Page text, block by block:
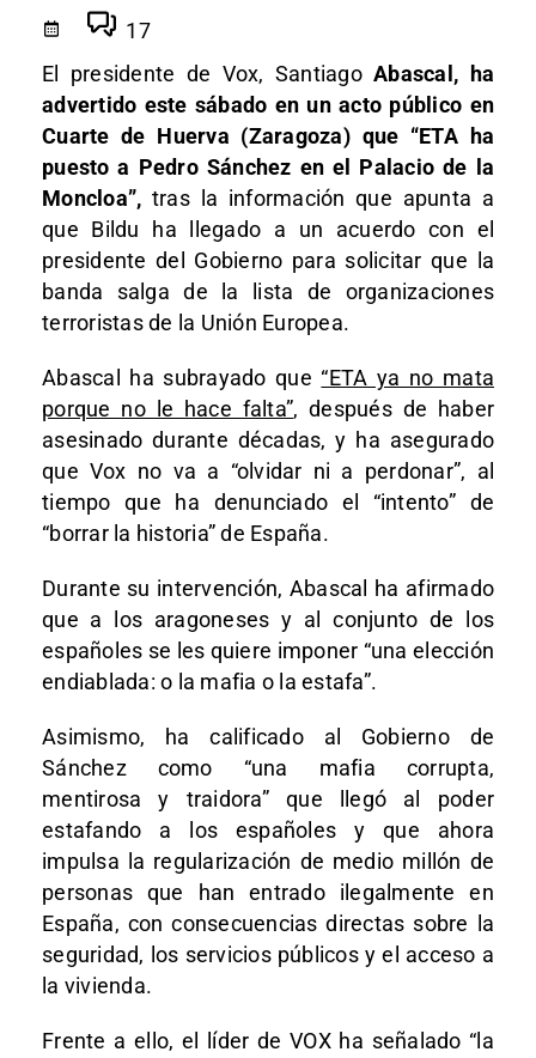
17
El presidente de Vox, SantiagoAbascal, ha
advertido este sábado en un acto público en
Cuarte de Huerva (Zaragoza) que “ETA ha
puesto a Pedro Sánchez en el Palacio de la
Moncloa”, tras la información que apunta a
que Bildu ha llegado a un acuerdo con el
presidente del Gobierno para solicitar que la
banda salga de la lista de organizaciones
terroristas de la Unión Europea.
Abascal ha subrayado que “ETA ya no mata
porque no le hace falta”, después de haber
asesinado durante décadas, y ha asegurado
que Vox no va a “olvidar ni a perdonar”, al
tiempo que ha denunciado el “intento” de
“borrar la historia” de España.
Durante su intervención, Abascal ha afirmado
que a los aragoneses y al conjunto de los
españoles se les quiere imponer “una elección
endiablada: o la mafia o la estafa”.
Asimismo, ha calificado al Gobierno de
Sánchez como “una mafia corrupta,
mentirosa y traidora” que llegó al poder
estafando a los españoles y que ahora
impulsa la regularización de medio millón de
personas que han entrado ilegalmente en
España, con consecuencias directas sobre la
seguridad, los servicios públicos y el acceso a
la vivienda.
Frente a ello, el líder de VOX ha señalado “la